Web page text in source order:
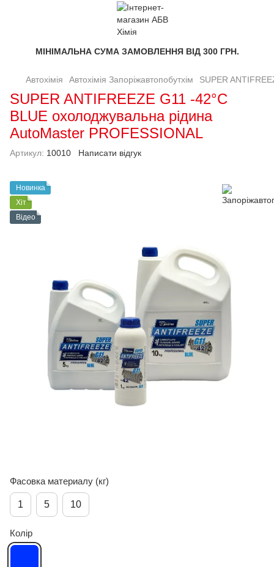
МІНІМАЛЬНА СУМА ЗАМОВЛЕННЯ ВІД 300 ГРН.
Автохімія Автохімія Запоріжавтопобутхім SUPER
SUPER ANTIFREEZE G11 -42°C
BLUE охолоджувальна рідина
AutoMaster PROFESSIONAL
Артикул: 10010 Написати відгук
Новинка
Хіт
Відео
Фасовка материалу (кг)
1 5 10
Колір